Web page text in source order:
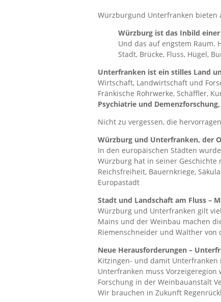
Würzburgund Unterfranken bieten
Würzburg ist das Inbild
Und das auf engstem
Stadt, Brücke, Fluss, Hügel,
Unterfranken ist ein stilles Land
Wirtschaft, Landwirtschaft und
Fränkische Rohrwerke, Schäffler,
Psychiatrie und
Nicht zu vergessen, die
Würzburg und Unterfranken, der
In den europäischen Städten
Würzburg hat in seiner
Reichsfreiheit, Bauernkriege,
Europastadt
Stadt und Landschaft am Fluss –
Würzburg und Unterfranken gilt
Mains und der Weinbau machen
Riemenschneider und Walther von
Neue Herausforderungen –
Kitzingen- und damit Unterfranken
Unterfranken muss
Forschung in der Weinbauanstalt
Wir brauchen in Zukunft